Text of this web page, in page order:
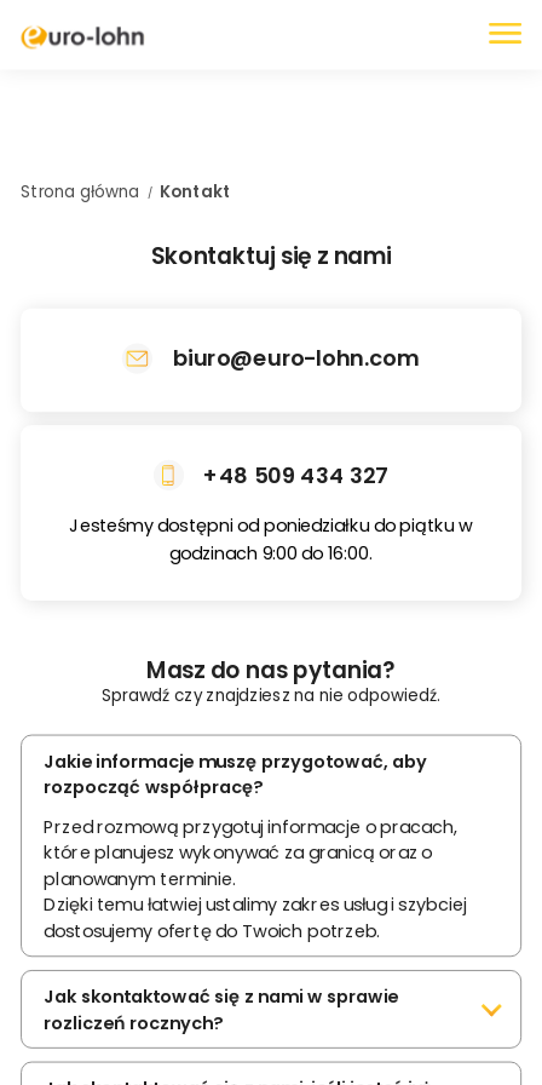
ROZLICZANIE PŁAC W POLSCE
SZKOLENIA I AUDYTY
TWORZENIE UMÓW
Strona główna / Kontakt
Skontaktuj się z nami
biuro@euro-lohn.com
+48 509 434 327
Jesteśmy dostępni od poniedziałku do piątku w
godzinach 9:00 do 16:00.
Masz do nas pytania?
Sprawdź czy znajdziesz na nie odpowiedź.
Jakie informacje muszę przygotować, aby
rozpocząć współpracę?
Przed rozmową przygotuj informacje o pracach,
które planujesz wykonywać za granicą oraz o
planowanym terminie.
Dzięki temu łatwiej ustalimy zakres usług i szybciej
dostosujemy ofertę do Twoich potrzeb.
Jak skontaktować się z nami w sprawie
rozliczeń rocznych?
– Jeśli chcesz rozliczyć się z podatku rocznego,